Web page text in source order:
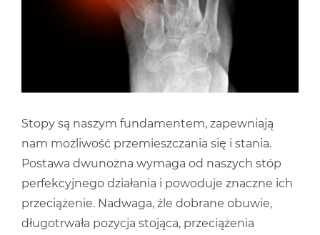
Stopy są naszym fundamentem, zapewniają
nam możliwość przemieszczania się i stania.
Postawa dwunożna wymaga od naszych stóp
perfekcyjnego działania i powoduje znaczne ich
przeciążenie. Nadwaga, źle dobrane obuwie,
długotrwała pozycja stojąca, przeciążenia